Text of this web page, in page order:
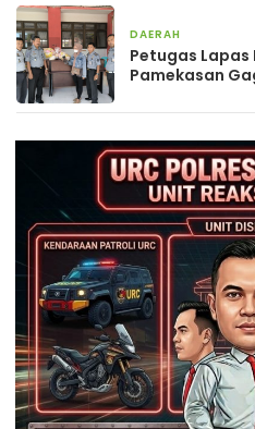
DAERAH
Petugas Lapas
Pamekasan